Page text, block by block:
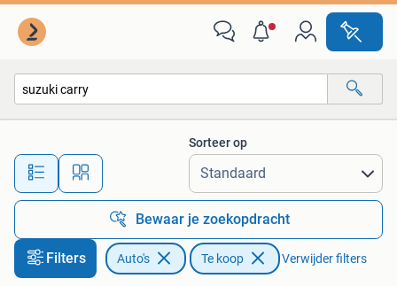
Alle afstanden…
Sorteer op
Bewaar je zoekopdracht
Filters Auto's Te koop Verwijder filters